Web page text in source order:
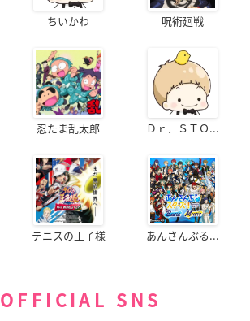
ちいかわ 呪術廻戦
忍たま乱太郎 Ｄｒ．ＳＴＯ...
テニスの王子様 あんさんぶる...
OFFICIAL SNS